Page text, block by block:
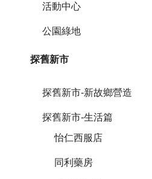
活動中心
公園綠地
探舊新市
探舊新市-新故鄉營造
探舊新市-生活篇
怡仁西服店
同利藥房